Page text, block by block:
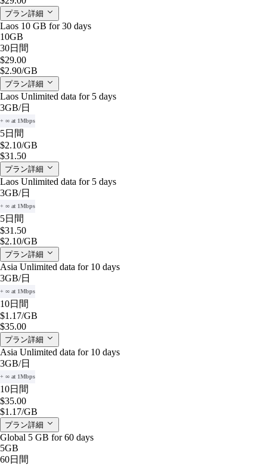
プラン詳細
Laos 10 GB for 30 days
10GB
30日間
$29.00
$2.90/GB
プラン詳細
Laos Unlimited data for 5 days
3GB/日
+ ∞ at 1Mbps
5日間
$2.10/GB
$31.50
プラン詳細
Laos Unlimited data for 5 days
3GB/日
+ ∞ at 1Mbps
5日間
$31.50
$2.10/GB
プラン詳細
Asia Unlimited data for 10 days
3GB/日
+ ∞ at 1Mbps
10日間
$1.17/GB
$35.00
プラン詳細
Asia Unlimited data for 10 days
3GB/日
+ ∞ at 1Mbps
10日間
$35.00
$1.17/GB
プラン詳細
Global 5 GB for 60 days
5GB
60日間